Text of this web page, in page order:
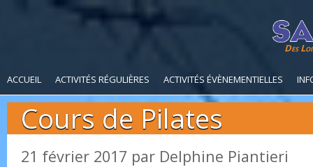
Des
ACCUEIL ACTIVITÉS RÉGULIÈRES ACTIVITÉS ÉVÈNEMENTIELLES
Cours de Pilates
21 février 2017 par Delphine Piantieri